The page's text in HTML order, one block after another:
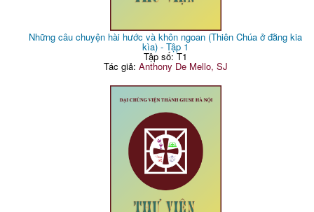
Những câu chuyện hài hước và khôn ngoan (Thiên Chúa ở đằng kia
kìa) - Tập 1
Tập số: T1
Tác giả: Anthony De Mello, SJ